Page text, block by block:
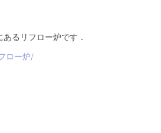
るリフロー炉です．
ロー炉/